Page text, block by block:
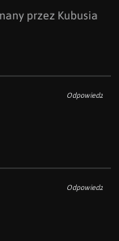
przez Kubusia
Odpowiedz
Odpowiedz